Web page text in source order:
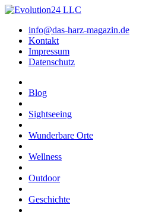
info@das-harz-magazin.de
Kontakt
Impressum
Datenschutz
Blog
Sightseeing
Wunderbare Orte
Wellness
Outdoor
Geschichte